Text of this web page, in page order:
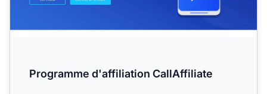
Programme d'affiliation CallAffiliate